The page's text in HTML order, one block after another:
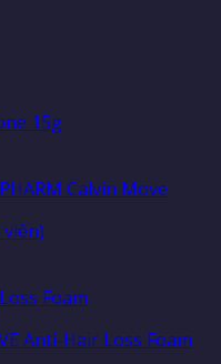
15g
Anti-Hair Loss Foam